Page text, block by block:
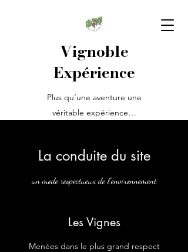
Vignoble
Expérience
Plus qu’une aventure une
véritable expérience…
La conduite du site
un mode respectueux de l'environnement
Les Vignes
Menées dans le plus grand respect